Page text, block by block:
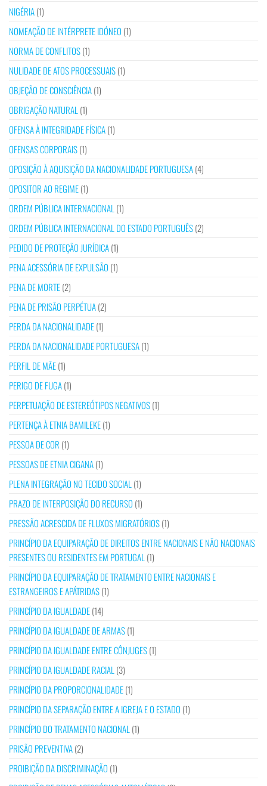
NIGÉRIA(1)
NOMEAÇÃO DE INTÉRPRETE IDÓNEO (1)
NORMA DE CONFLITOS(1)
NULIDADE DE ATOS PROCESSUAIS(1)
OBJEÇÃO DE CONSCIÊNCIA(1)
OBRIGAÇÃO NATURAL (1)
OFENSA À INTEGRIDADE FÍSICA(1)
OFENSAS CORPORAIS(1)
OPOSIÇÃO À AQUISIÇÃO DA NACIONALIDADE PORTUGUESA(4)
OPOSITOR AO REGIME(1)
ORDEM PÚBLICA INTERNACIONAL (1)
ORDEM PÚBLICA INTERNACIONAL DO ESTADO PORTUGUÊS(2)
PEDIDO DE PROTEÇÃO JURÍDICA(1)
PENA ACESSÓRIA DE EXPULSÃO (1)
PENA DE MORTE(2)
PENA DE PRISÃO PERPÉTUA(2)
PERDA DA NACIONALIDADE(1)
PERDA DA NACIONALIDADE PORTUGUESA(1)
PERFIL DE MÃE(1)
PERIGO DE FUGA(1)
PERPETUAÇÃO DE ESTEREÓTIPOS NEGATIVOS(1)
PERTENÇA À ETNIA BAMILEKE(1)
PESSOA DE COR (1)
PESSOAS DE ETNIA CIGANA(1)
PLENA INTEGRAÇÃO NO TECIDO SOCIAL (1)
PRAZO DE INTERPOSIÇÃO DO RECURSO (1)
PRESSÃO ACRESCIDA DE FLUXOS MIGRATÓRIOS(1)
PRINCÍPIO DA EQUIPARAÇÃO DE DIREITOS ENTRE NACIONAIS E NÃO NACIONAIS
PRESENTES OU RESIDENTES EM PORTUGAL (1)
PRINCÍPIO DA EQUIPARAÇÃO DE TRATAMENTO ENTRE NACIONAIS E
ESTRANGEIROS E APÁTRIDAS(1)
PRINCÍPIO DA IGUALDADE(14)
PRINCÍPIO DA IGUALDADE DE ARMAS(1)
PRINCÍPIO DA IGUALDADE ENTRE CÔNJUGES(1)
PRINCÍPIO DA IGUALDADE RACIAL (3)
PRINCÍPIO DA PROPORCIONALIDADE(1)
PRINCÍPIO DA SEPARAÇÃO ENTRE A IGREJA E O ESTADO (1)
PRINCÍPIO DO TRATAMENTO NACIONAL (1)
PRISÃO PREVENTIVA(2)
PROIBIÇÃO DA DISCRIMINAÇÃO (1)